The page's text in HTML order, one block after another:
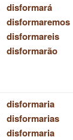
disformará
disformaremos
disformareis
disformarão
disformaria
disformarias
disformaria